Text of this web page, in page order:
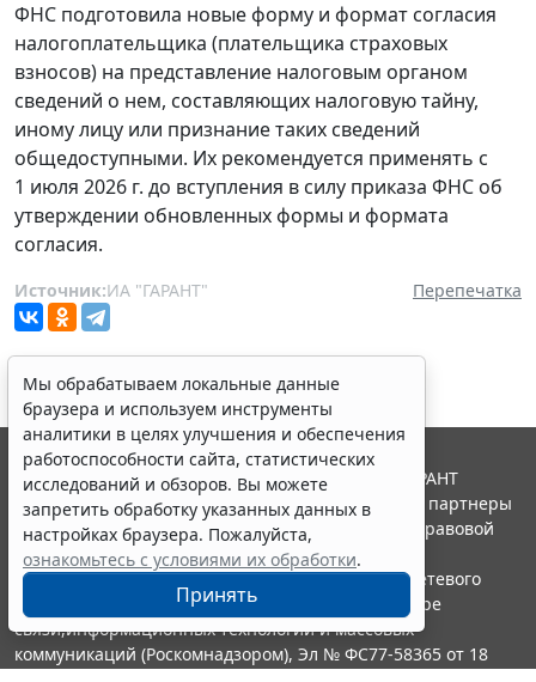
ФНС подготовила новые форму и формат согласия
налогоплательщика (плательщика страховых
взносов) на представление налоговым органом
сведений о нем, составляющих налоговую тайну,
иному лицу или признание таких сведений
общедоступными. Их рекомендуется применять с
1 июля 2026 г. до вступления в силу приказа ФНС об
утверждении обновленных формы и формата
согласия.
Источник:ИА "ГАРАНТ" Перепечатка
Мы обрабатываем локальные данные
браузера и используем инструменты
аналитики в целях улучшения и обеспечения
работоспособности сайта, статистических
исследований и обзоров. Вы можете
запретить обработку указанных данных в
настройках браузера. Пожалуйста,
ознакомьтесь с условиями их обработки.
Принять
© ООО "НПП "ГАРАНТ-СЕРВИС", 2026. Система ГАРАНТ
выпускается с 1990 года. Компания "Гарант" и ее партнеры
являются участниками Российской ассоциации правовой
информации ГАРАНТ.
Портал ГАРАНТ.РУ зарегистрирован в качестве сетевого
издания Федеральной службой по надзору в сфере
связи,информационных технологий и массовых
коммуникаций (Роскомнадзором), Эл № ФС77-58365 от 18